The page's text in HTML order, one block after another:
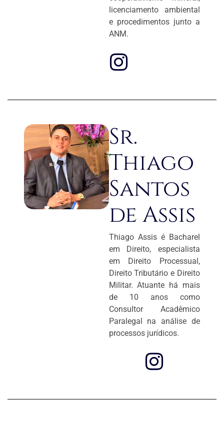
licenciamento ambiental
e procedimentos junto a
ANM.
Sr.
Thiago
Santos
de Assis
Thiago Assis é Bacharel
em Direito, especialista
em Direito Processual,
Direito Tributário e Direito
Militar. Atuante há mais
de 10 anos como
Consultor Acadêmico
Paralegal na análise de
processos jurídicos.